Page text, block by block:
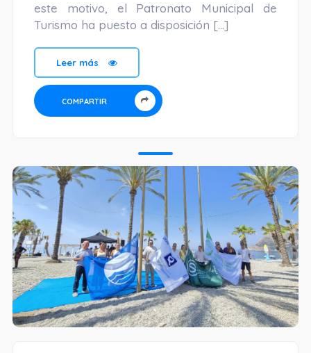
este motivo, el Patronato Municipal de
Turismo ha puesto a disposición […]
Leer más
COMPARTIR